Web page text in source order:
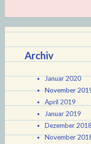
Archiv
Januar 2020
November
April 2019
Januar 2019
Dezember 2018
November